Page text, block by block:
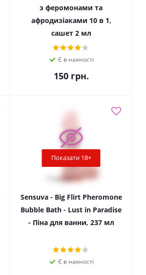
з феромонами та
афродизіаками 10 в 1,
сашет 2 мл
Є в наяності
150грн.
Показати 18+
Sensuva - Big Flirt Pheromone
Bubble Bath - Lust in Paradise
- Піна для ванни, 237 мл
Є в наяності